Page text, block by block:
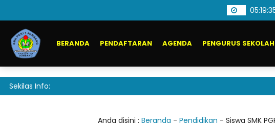
05:19:
BERANDA PENDAFTARAN AGENDA PENGURUS SEKOLAH
Sekilas Info:
Anda disini : Beranda - Pendidikan - Siswa SMK